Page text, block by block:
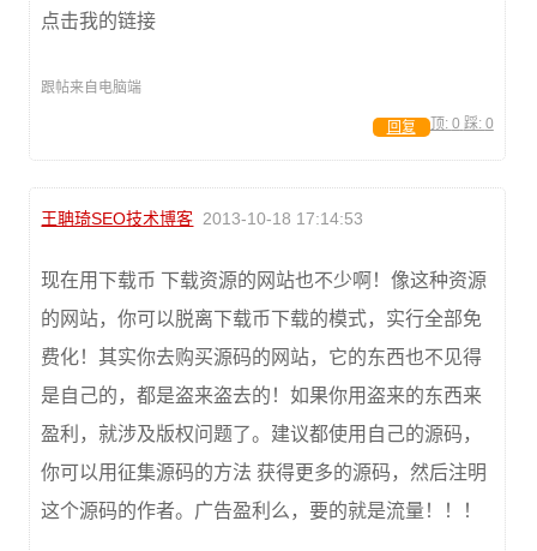
点击我的链接
跟帖来自电脑端
顶: 0 踩: 0
回复
王聃琦SEO技术博客 2013-10-18 17:14:53
现在用下载币 下载资源的网站也不少啊！像这种资源
的网站，你可以脱离下载币下载的模式，实行全部免
费化！其实你去购买源码的网站，它的东西也不见得
是自己的，都是盗来盗去的！如果你用盗来的东西来
盈利，就涉及版权问题了。建议都使用自己的源码，
你可以用征集源码的方法 获得更多的源码，然后注明
这个源码的作者。广告盈利么，要的就是流量！！！